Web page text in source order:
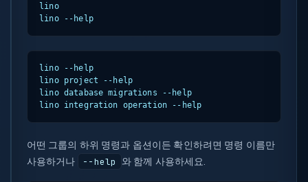
lino
lino --help
lino --help
lino project --help
lino database migrations --help
lino integration operation --help
어떤 그룹의 하위 명령과 옵션이든 확인하려면 명령 이름만
사용하거나
--help 와 함께 사용하세요.